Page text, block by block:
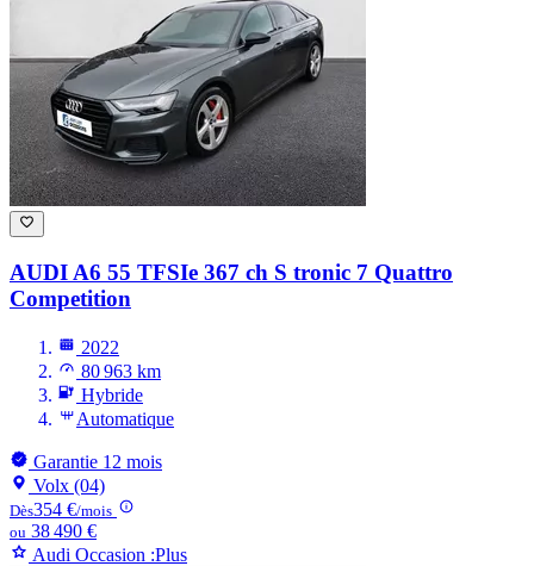
AUDI A6 55 TFSIe 367 ch S tronic 7 Quattro
Competition
2022
80 963 km
Hybride
Automatique
Garantie 12 mois
Volx (04)
Dès354 €/mois
ou 38 490 €
Audi Occasion :Plus